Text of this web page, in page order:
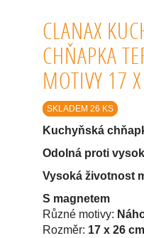
CLANAX
CHŇAPKA
MOTIVY 17
SKLADEM 26 KS
Kuchyňská
Odolná proti
Vysoká životnost
S magnetem
Různé motivy:
Rozměr: 17 x 26 cm